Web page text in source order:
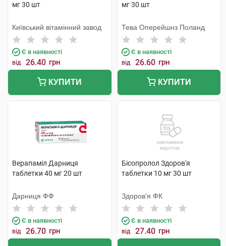
мг 30 шт
Київський вітамінний завод
Є в наявності
від 26.40 грн
КУПИТИ
мг 30 шт
Тева Оперейшнз Поланд
Є в наявності
від 26.60 грн
КУПИТИ
Верапаміл Дарниця
таблетки 40 мг 20 шт
Дарниця ФФ
Є в наявності
від 26.70 грн
Бісопролол Здоров'я
таблетки 10 мг 30 шт
Здоров'я ФК
Є в наявності
від 27.40 грн